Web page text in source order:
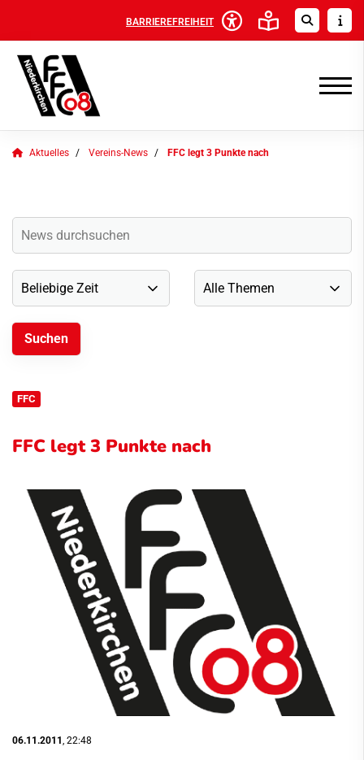
BARRIEREFREIHEIT
Aktuelles Vereins-News FFC legt 3 Punkte nach
FFC
FFC legt 3 Punkte nach
06.11.2011 , 22:48